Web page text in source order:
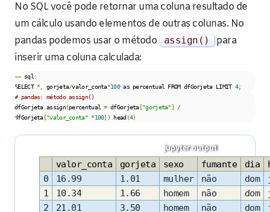
No SQL você pode retornar uma coluna resultado de
um cálculo usando elementos de outras colunas. No
pandas podemos usar o método
assign ()
para
inserir uma coluna calculada:
–– sql :
SELECT *, gorjeta/valor_conta*100 as percentual FROM dfGorjeta LIMIT 4;
# pandas: método assign()
dfGorjeta.assign(percentual = dfGorjeta["gorjeta"]
/
dfGorjeta["valor_conta" *100]). head (4)
valor_conta gorjeta sexo fumante dia
0
16.99 1.01 mulher não dom
1
10.34 1.66 homem não dom
2
21.01 3.50 homem não dom